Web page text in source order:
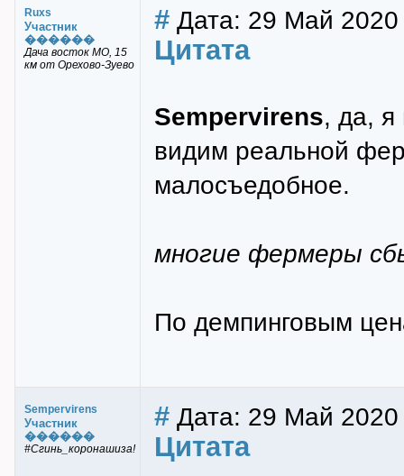
Ruxs
Участник
������
Дача восток МО, 15
км от Орехово-Зуево
# Дата: 29 Май 2020
Цитата
Sempervirens, да, я
видим реальной
малосъедобное.
многие фермеры
По демпинговым
Sempervirens
Участник
������
#Сгинь_коронашиза!
# Дата: 29 Май 2020
Цитата